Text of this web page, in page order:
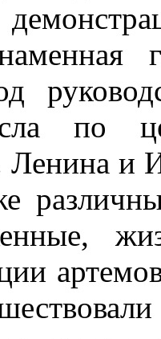
по
и